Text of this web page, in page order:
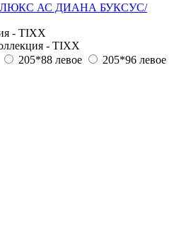
АС ДИАНА БУКСУС/
- TIXX
- TIXX
205*88 левое
205*96 левое